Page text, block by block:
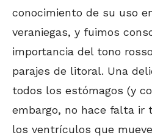
conocimiento de su uso
veraniegas, y fuimos
importancia del tono
parajes de litoral. Una
todos los estómagos (y
embargo, no hace falta ir
los ventrículos que